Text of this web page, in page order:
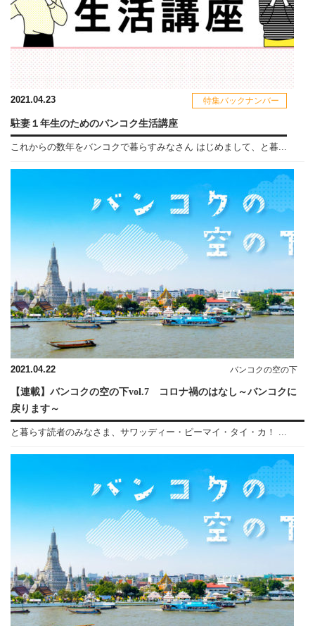
2021.04.23 特集バックナンバー
駐妻１年生のためのバンコク生活講座
これからの数年をバンコクで暮らすみなさん はじめまして、と暮...
2021.04.22 バンコクの空の下
【連載】バンコクの空の下vol.7 コロナ禍のはなし～バンコクに
戻ります～
と暮らす読者のみなさま、サワッディー・ピーマイ・タイ・カ！ ...